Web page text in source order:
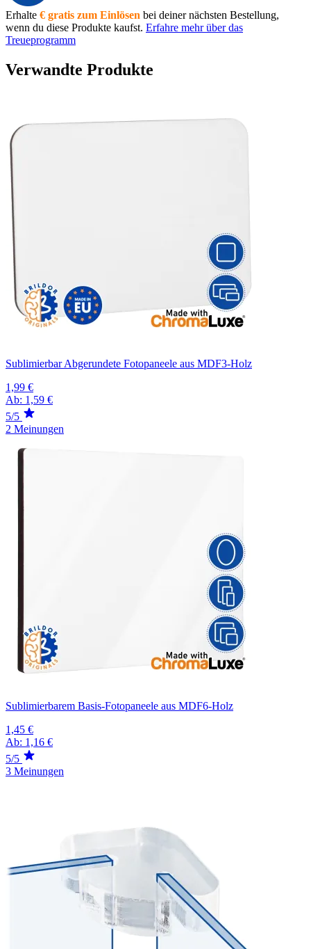
Erhalte € gratis zum Einlösen bei deiner nächsten Bestellung,
wenn du diese Produkte kaufst. Erfahre mehr über das
Treueprogramm
Verwandte Produkte
Sublimierbar Abgerundete Fotopaneele aus MDF3-Holz
1,99 €
Ab: 1,59 €
5/5
2 Meinungen
Sublimierbarem Basis-Fotopaneele aus MDF6-Holz
1,45 €
Ab: 1,16 €
5/5
3 Meinungen